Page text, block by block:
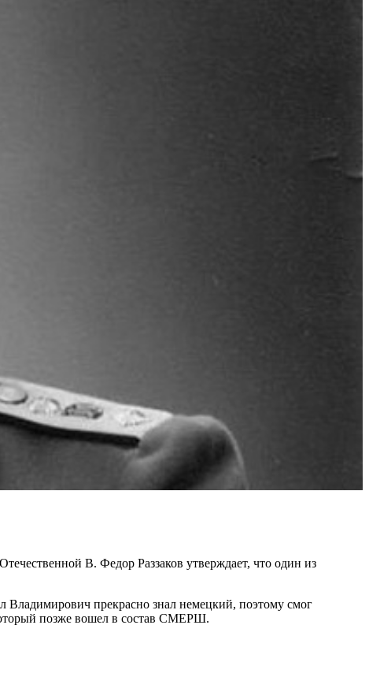
В. Федор Раззаков утверждает, что один из
прекрасно знал немецкий, поэтому смог
позже вошел в состав СМЕРШ.